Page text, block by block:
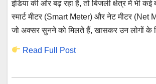
इंडिया की ओर बढ़ रहा है, तो बिजली क्षेत्र में भी कई
स्मार्ट मीटर (Smart Meter) और नेट मीटर (Net
जो अक्सर सुनने को मिलते हैं, खासकर उन लोगों के
Read Full Post